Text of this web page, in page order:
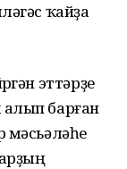
ҡайҙа
эттәрҙе
барған
мәсьәләһе